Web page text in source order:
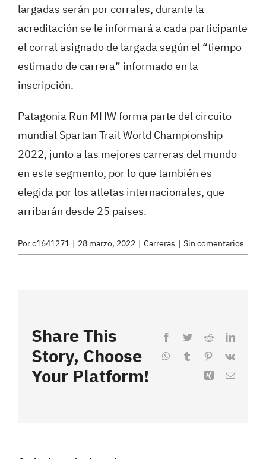
largadas serán por corrales, durante la
acreditación se le informará a cada participante
el corral asignado de largada según el “tiempo
estimado de carrera” informado en la
inscripción.
Patagonia Run MHW forma parte del circuito
mundial Spartan Trail World Championship
2022, junto a las mejores carreras del mundo
en este segmento, por lo que también es
elegida por los atletas internacionales, que
arribarán desde 25 países.
Porc1641271 | 28 marzo, 2022 | Carreras | Sin comentarios
Share This
Story, Choose
Your Platform!
Facebook
TwitterReddit
WhatsApp
TumblrPinterest
Vk
Xing Correo